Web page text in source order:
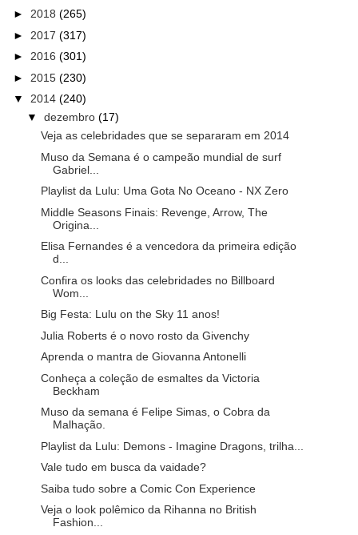
► 2018 (265)
► 2017 (317)
► 2016 (301)
► 2015 (230)
▼ 2014 (240)
▼ dezembro (17)
Veja as celebridades que se separaram em 2014
Muso da Semana é o campeão mundial de surf
Gabriel...
Playlist da Lulu: Uma Gota No Oceano - NX Zero
Middle Seasons Finais: Revenge, Arrow, The
Origina...
Elisa Fernandes é a vencedora da primeira edição
d...
Confira os looks das celebridades no Billboard
Wom...
Big Festa: Lulu on the Sky 11 anos!
Julia Roberts é o novo rosto da Givenchy
Aprenda o mantra de Giovanna Antonelli
Conheça a coleção de esmaltes da Victoria
Beckham
Muso da semana é Felipe Simas, o Cobra da
Malhação.
Playlist da Lulu: Demons - Imagine Dragons, trilha...
Vale tudo em busca da vaidade?
Saiba tudo sobre a Comic Con Experience
Veja o look polêmico da Rihanna no British
Fashion...